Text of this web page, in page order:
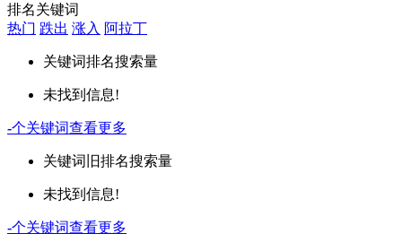
排名关键词
热门 跌出 涨入 阿拉丁
关键词排名搜索量
未找到信息!
-个关键词查看更多
关键词 旧排名搜索量
未找到信息!
-个关键词查看更多